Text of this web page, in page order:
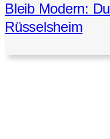
Bleib Modern:
Rüsselsheim